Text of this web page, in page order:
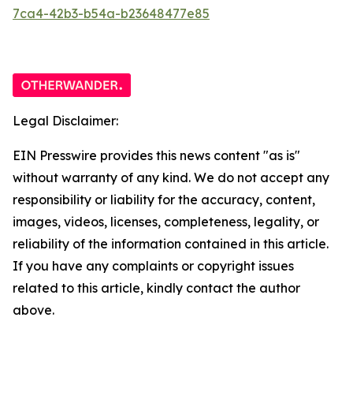
7ca4-42b3-b54a-b23648477e85
Legal Disclaimer:
EIN Presswire provides this news content "as is"
without warranty of any kind. We do not accept any
responsibility or liability for the accuracy, content,
images, videos, licenses, completeness, legality, or
reliability of the information contained in this article.
If you have any complaints or copyright issues
related to this article, kindly contact the author
above.